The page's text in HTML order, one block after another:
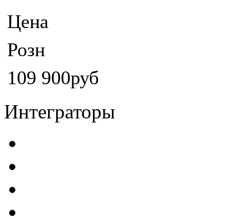
Цена
Розн
109 900руб
Интеграторы